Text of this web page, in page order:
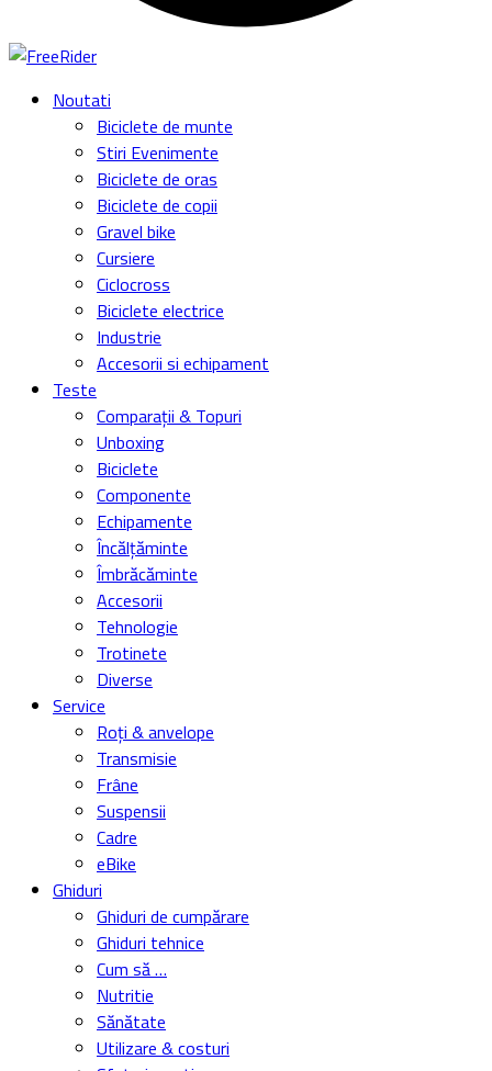
Noutati
Biciclete de munte
Stiri Evenimente
Biciclete de oras
Biciclete de copii
Gravel bike
Cursiere
Ciclocross
Biciclete electrice
Industrie
Accesorii si echipament
Teste
Comparații & Topuri
Unboxing
Biciclete
Componente
Echipamente
Încălțăminte
Îmbrăcăminte
Accesorii
Tehnologie
Trotinete
Diverse
Service
Roți & anvelope
Transmisie
Frâne
Suspensii
Cadre
eBike
Ghiduri
Ghiduri de cumpărare
Ghiduri tehnice
Cum să …
Nutritie
Sănătate
Utilizare & costuri